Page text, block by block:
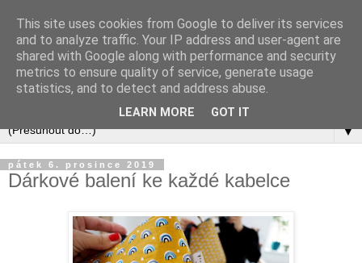
▼
pátek 6. prosince 2019
Dárkové balení ke každé kabelce
This site uses cookies from Google to deliver its services
and to analyze traffic. Your IP address and user-agent are
shared with Google along with performance and security
metrics to ensure quality of service, generate usage
statistics, and to detect and address abuse.
LEARN MORE GOT IT